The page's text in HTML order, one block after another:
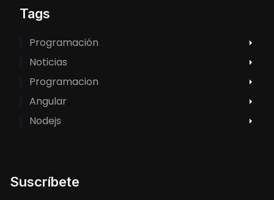
Tags
Programación
Noticias
Programacion
Angular
Nodejs
Suscríbete